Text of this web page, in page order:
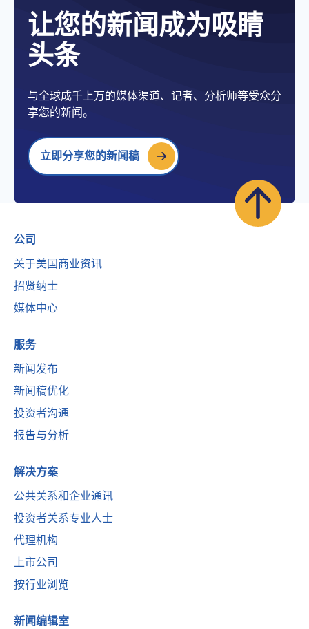
让您的新闻成为吸睛
头条
与全球成千上万的媒体渠道、记者、分析师等受众分
享您的新闻。
立即分享您的新闻稿
公司
关于美国商业资讯
招贤纳士
媒体中心
服务
新闻发布
新闻稿优化
投资者沟通
报告与分析
解决方案
公共关系和企业通讯
投资者关系专业人士
代理机构
上市公司
按行业浏览
新闻编辑室